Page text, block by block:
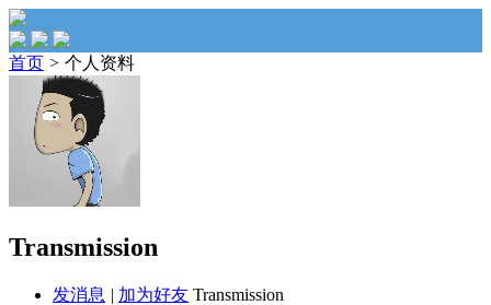
首页 > 个人资料
Transmission
发消息 | 加为好友 Transmission